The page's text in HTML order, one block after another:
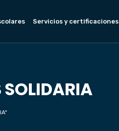
Servicios y certificaciones
SOLIDARIA